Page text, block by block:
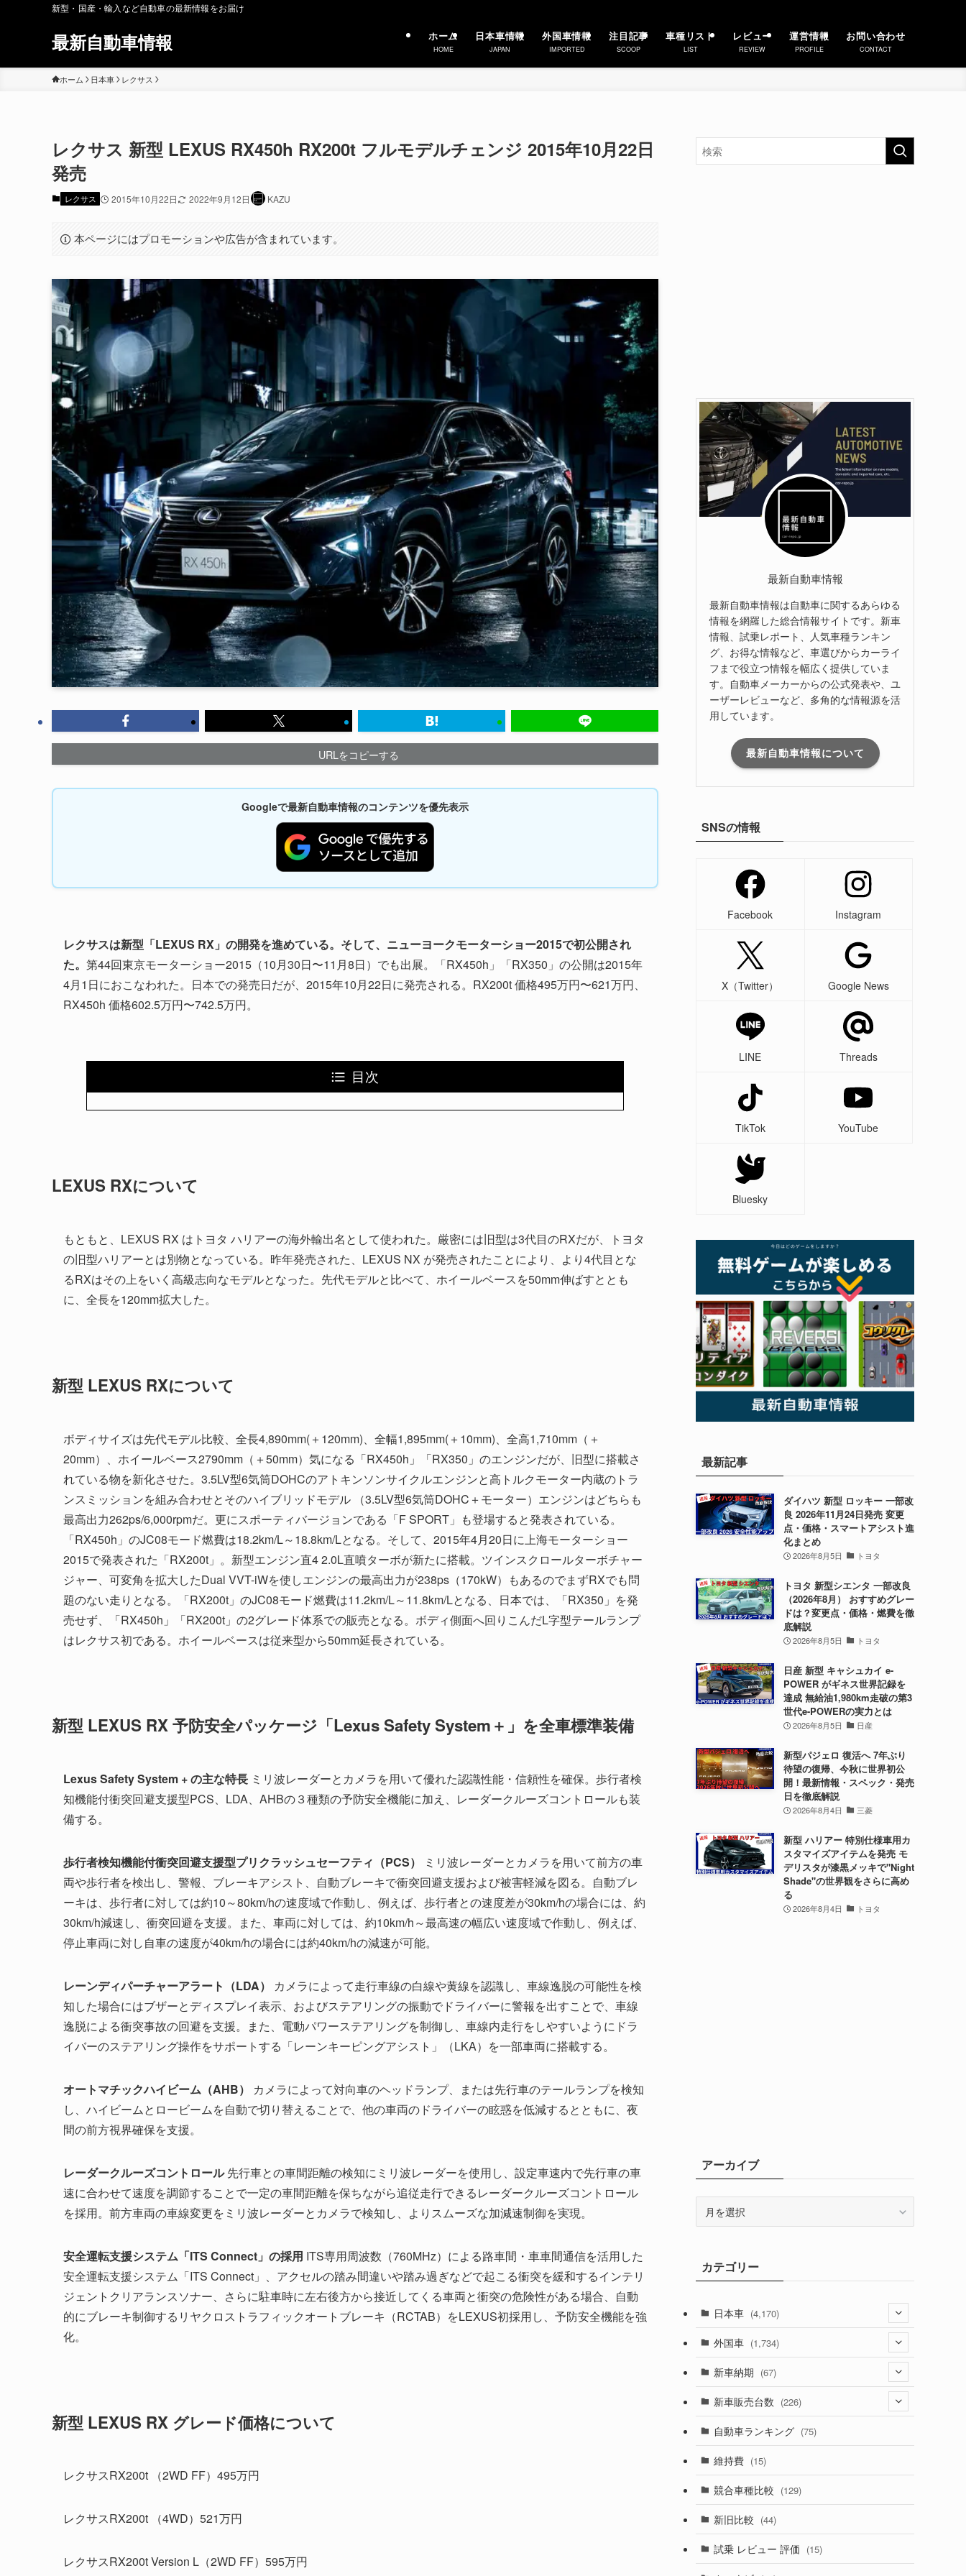
新型・国産・輸入など自動車の最新情報をお届け
最新自動車情報 ホーム
HOME
日本車情報
JAPAN
外国車情報
IMPORTED
注目記事
SCOOP
車種リスト
LIST
レビュー
REVIEW
運営情報
PROFILE
お問い合わせ
CONTACT
ホーム 日本車 レクサス
レクサス 新型 LEXUS RX450h RX200t フルモデルチェンジ 2015年10月22日
発売
レクサス 2015年10月22日 2022年9月12日 KAZU
本ページにはプロモーションや広告が含まれています。
URLをコピーする
Googleで最新自動車情報のコンテンツを優先表示
レクサスは新型「LEXUS RX」の開発を進めている。そして、ニューヨークモーターショー2015で初公開され
た。 第44回東京モーターショー2015（10月30日〜11月8日）でも出展。「RX450h」「RX350」の公開は2015年
4月1日におこなわれた。日本での発売日だが、2015年10月22日に発売される。RX200t 価格495万円〜621万円、
RX450h 価格602.5万円〜742.5万円。
目次
LEXUS RXについて
もともと、LEXUS RX はトヨタ ハリアーの海外輸出名として使われた。厳密には旧型は3代目のRXだが、トヨタ
の旧型ハリアーとは別物となっている。昨年発売された、LEXUS NX が発売されたことにより、より4代目とな
るRXはその上をいく高級志向なモデルとなった。先代モデルと比べて、ホイールベースを50mm伸ばすととも
に、全長を120mm拡大した。
新型 LEXUS RXについて
ボディサイズは先代モデル比較、全長4,890mm(＋120mm)、全幅1,895mm(＋10mm)、全高1,710mm（＋
20mm）、ホイールベース2790mm（＋50mm）気になる「RX450h」「RX350」のエンジンだが、旧型に搭載さ
れている物を新化させた。3.5LV型6気筒DOHCのアトキンソンサイクルエンジンと高トルクモーター内蔵のトラ
ンスミッションを組み合わせとそのハイブリッドモデル （3.5LV型6気筒DOHC＋モーター）エンジンはどちらも
最高出力262ps/6,000rpmだ。更にスポーティバージョンである「F SPORT」も登場すると発表されている。
「RX450h」のJC08モード燃費は18.2km/L～18.8km/Lとなる。そして、2015年4月20日に上海モーターショー
2015で発表された「RX200t」。新型エンジン直4 2.0L直噴ターボが新たに搭載。ツインスクロールターボチャー
ジャー、可変角を拡大したDual VVT-iWを使しエンジンの最高出力が238ps（170kW）もあるのでまずRXでも問
題のない走りとなる。「RX200t」のJC08モード燃費は11.2km/L～11.8km/Lとなる、日本では、「RX350」を発
売せず、「RX450h」「RX200t」の2グレード体系での販売となる。ボディ側面へ回りこんだL字型テールランプ
はレクサス初である。ホイールベースは従来型から50mm延長されている。
新型 LEXUS RX 予防安全パッケージ「Lexus Safety System＋」を全車標準装備
Lexus Safety System + の主な特長 ミリ波レーダーとカメラを用いて優れた認識性能・信頼性を確保。歩行者検
知機能付衝突回避支援型PCS、LDA、AHBの３種類の予防安全機能に加え、レーダークルーズコントロールも装
備する。
歩行者検知機能付衝突回避支援型プリクラッシュセーフティ（PCS）
ミリ波レーダーとカメラを用いて前方の車
両や歩行者を検出し、警報、ブレーキアシスト、自動ブレーキで衝突回避支援および被害軽減を図る。自動ブレ
ーキは、歩行者に対しては約10～80km/hの速度域で作動し、例えば、歩行者との速度差が30km/hの場合には、約
30km/h減速し、衝突回避を支援。また、車両に対しては、約10km/h～最高速の幅広い速度域で作動し、例えば、
停止車両に対し自車の速度が40km/hの場合には約40km/hの減速が可能。
レーンディパーチャーアラート（LDA） カメラによって走行車線の白線や黄線を認識し、車線逸脱の可能性を検
知した場合にはブザーとディスプレイ表示、およびステアリングの振動でドライバーに警報を出すことで、車線
逸脱による衝突事故の回避を支援。また、電動パワーステアリングを制御し、車線内走行をしやすいようにドラ
イバーのステアリング操作をサポートする「レーンキーピングアシスト」（LKA）を一部車両に搭載する。
オートマチックハイビーム（AHB） カメラによって対向車のヘッドランプ、または先行車のテールランプを検知
し、ハイビームとロービームを自動で切り替えることで、他の車両のドライバーの眩惑を低減するとともに、夜
間の前方視界確保を支援。
レーダークルーズコントロール先行車との車間距離の検知にミリ波レーダーを使用し、設定車速内で先行車の車
速に合わせて速度を調節することで一定の車間距離を保ちながら追従走行できるレーダークルーズコントロール
を採用。前方車両の車線変更をミリ波レーダーとカメラで検知し、よりスムーズな加減速制御を実現。
安全運転支援システム「ITS Connect」の採用 ITS専用周波数（760MHz）による路車間・車車間通信を活用した
安全運転支援システム「ITS Connect」、アクセルの踏み間違いや踏み過ぎなどで起こる衝突を緩和するインテリ
ジェントクリアランスソナー、さらに駐車時に左右後方から接近してくる車両と衝突の危険性がある場合、自動
的にブレーキ制御するリヤクロストラフィックオートブレーキ（RCTAB）をLEXUS初採用し、予防安全機能を強
化。
新型 LEXUS RX グレード価格について
レクサスRX200t （2WD FF）495万円
レクサスRX200t （4WD）521万円
レクサスRX200t Version L（2WD FF）595万円
最新自動車情報
最新自動車情報は自動車に関するあらゆる
情報を網羅した総合情報サイトです。新車
情報、試乗レポート、人気車種ランキン
グ、お得な情報など、車選びからカーライ
フまで役立つ情報を幅広く提供していま
す。自動車メーカーからの公式発表や、ユ
ーザーレビューなど、多角的な情報源を活
用しています。
最新自動車情報について
SNSの情報
Facebook Instagram
X（Twitter） Google News
LINE Threads
TikTok YouTube
Bluesky
最新記事
ダイハツ 新型 ロッキー 一部改
良 2026年11月24日発売 変更
点・価格・スマートアシスト進
化まとめ
2026年8月5日 トヨタ
トヨタ 新型シエンタ 一部改良
（2026年8月） おすすめグレー
ドは？変更点・価格・燃費を徹
底解説
2026年8月5日 トヨタ
日産 新型 キャシュカイ e-
POWER がギネス世界記録を
達成 無給油1,980km走破の第3
世代e-POWERの実力とは
2026年8月5日 日産
新型パジェロ 復活へ 7年ぶり
待望の復帰、今秋に世界初公
開！最新情報・スペック・発売
日を徹底解説
2026年8月4日 三菱
新型 ハリアー 特別仕様車用カ
スタマイズアイテムを発売 モ
デリスタが漆黒メッキで"Night
Shade"の世界観をさらに高め
る
2026年8月4日 トヨタ
アーカイブ
ブカテゴリー
日本車 (4,170)
(1,320)
(329)
(525)
(356)
(328)
(194)
(230)
(253)
外国車 (1,734)
(188)
(242)
(85)
(84)
(14)
(222)
新車納期 (67)
(28)
(8)
(3)
(3)
(5)
新車販売台数 (226)
(21)
(5)
(7)
自動車ランキング (75)
維持費 (15)
競合車種比較 (129)
新旧比較 (44)
試乗 レビュー 評価 (15)